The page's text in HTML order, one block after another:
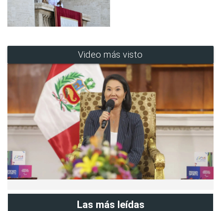
Video más visto
Las más leídas